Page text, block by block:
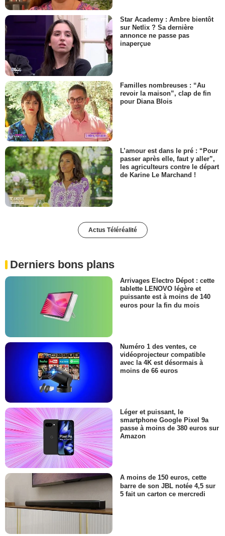
Star Academy : Ambre bientôt
sur Netlix ? Sa dernière
annonce ne passe pas
inaperçue
Familles nombreuses : “Au
revoir la maison”, clap de fin
pour Diana Blois
L’amour est dans le pré : “Pour
passer après elle, faut y aller”,
les agriculteurs contre le départ
de Karine Le Marchand !
Actus Téléréalité
Derniers bons plans
Arrivages Electro Dépot : cette
tablette LENOVO légère et
puissante est à moins de 140
euros pour la fin du mois
Numéro 1 des ventes, ce
vidéoprojecteur compatible
avec la 4K est désormais à
moins de 66 euros
Léger et puissant, le
smartphone Google Pixel 9a
passe à moins de 380 euros sur
Amazon
A moins de 150 euros, cette
barre de son JBL notée 4,5 sur
5 fait un carton ce mercredi